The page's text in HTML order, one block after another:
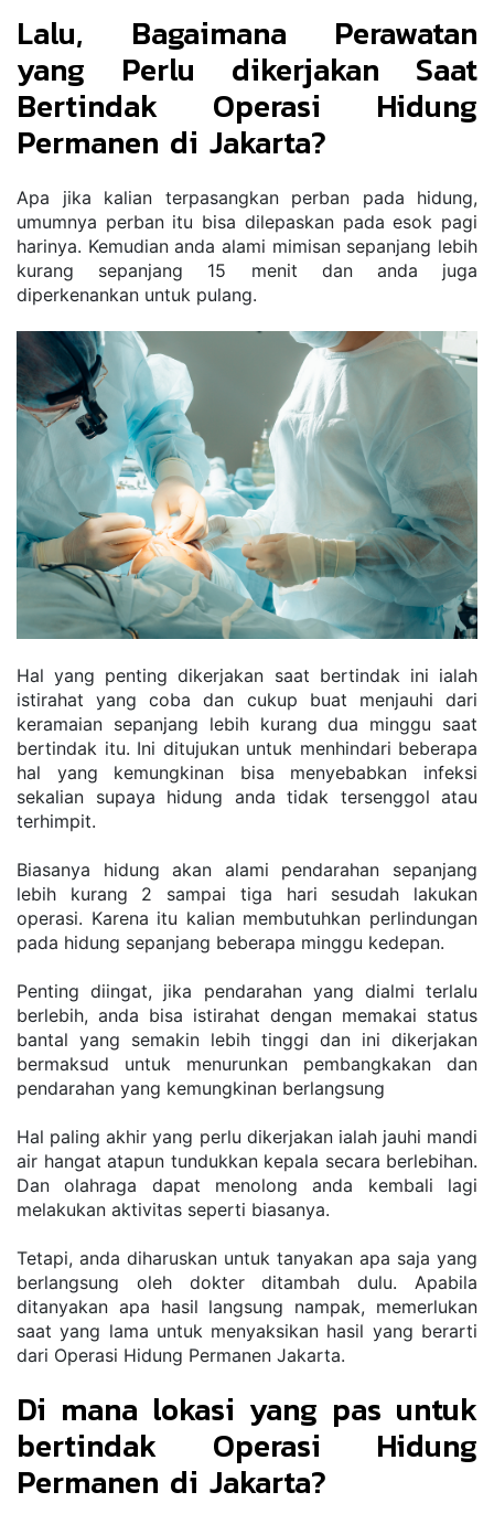
Lalu, Bagaimana Perawatan
yang Perlu dikerjakan Saat
Bertindak Operasi Hidung
Permanen di Jakarta?
Apa jika kalian terpasangkan perban pada hidung,
umumnya perban itu bisa dilepaskan pada esok pagi
harinya. Kemudian anda alami mimisan sepanjang lebih
kurang sepanjang 15 menit dan anda juga
diperkenankan untuk pulang.
Hal yang penting dikerjakan saat bertindak ini ialah
istirahat yang coba dan cukup buat menjauhi dari
keramaian sepanjang lebih kurang dua minggu saat
bertindak itu. Ini ditujukan untuk menhindari beberapa
hal yang kemungkinan bisa menyebabkan infeksi
sekalian supaya hidung anda tidak tersenggol atau
terhimpit.
Biasanya hidung akan alami pendarahan sepanjang
lebih kurang 2 sampai tiga hari sesudah lakukan
operasi. Karena itu kalian membutuhkan perlindungan
pada hidung sepanjang beberapa minggu kedepan.
Penting diingat, jika pendarahan yang dialmi terlalu
berlebih, anda bisa istirahat dengan memakai status
bantal yang semakin lebih tinggi dan ini dikerjakan
bermaksud untuk menurunkan pembangkakan dan
pendarahan yang kemungkinan berlangsung
Hal paling akhir yang perlu dikerjakan ialah jauhi mandi
air hangat atapun tundukkan kepala secara berlebihan.
Dan olahraga dapat menolong anda kembali lagi
melakukan aktivitas seperti biasanya.
Tetapi, anda diharuskan untuk tanyakan apa saja yang
berlangsung oleh dokter ditambah dulu. Apabila
ditanyakan apa hasil langsung nampak, memerlukan
saat yang lama untuk menyaksikan hasil yang berarti
dari Operasi Hidung Permanen Jakarta.
Di mana lokasi yang pas untuk
bertindak Operasi Hidung
Permanen di Jakarta?